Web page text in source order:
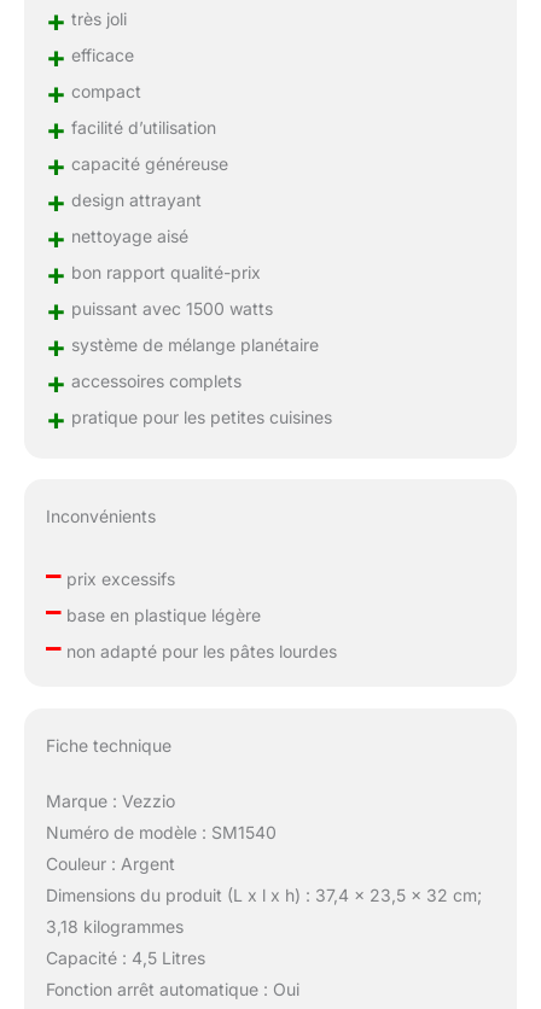
+ très joli
+ efficace
+ compact
+ facilité d’utilisation
+ capacité généreuse
+ design attrayant
+ nettoyage aisé
+ bon rapport qualité-prix
+ puissant avec 1500 watts
+ système de mélange planétaire
+ accessoires complets
+ pratique pour les petites cuisines
Inconvénients
–prix excessifs
–base en plastique légère
–non adapté pour les pâtes lourdes
Fiche technique
Marque : Vezzio
Numéro de modèle : SM1540
Couleur : Argent
Dimensions du produit (L x l x h) : 37,4 x 23,5 x 32 cm;
3,18 kilogrammes
Capacité : 4,5 Litres
Fonction arrêt automatique : Oui